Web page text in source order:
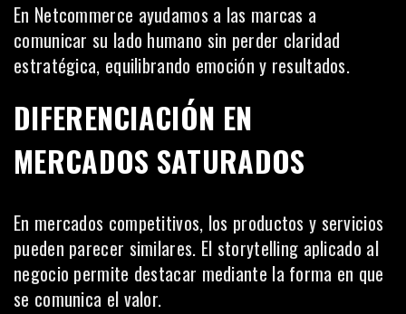
En Netcommerce ayudamos a las marcas a
comunicar su lado humano sin perder claridad
estratégica, equilibrando emoción y resultados.
DIFERENCIACIÓN EN
MERCADOS SATURADOS
En mercados competitivos, los productos y servicios
pueden parecer similares. El storytelling aplicado al
negocio permite destacar mediante la forma en que
se comunica el valor.